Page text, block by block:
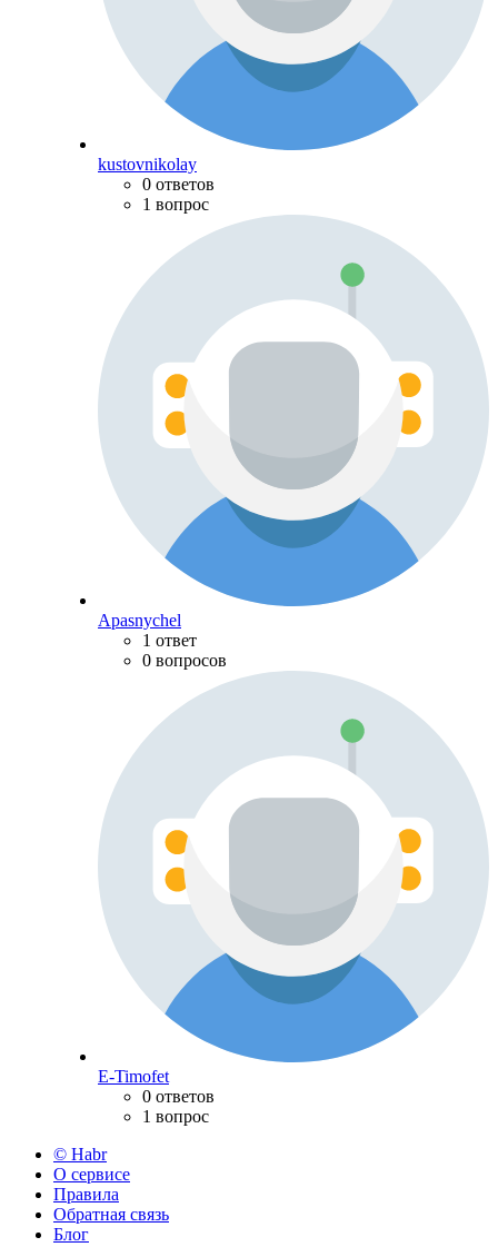
kustovnikolay
0 ответов
1 вопрос
Apasnychel
1 ответ
0 вопросов
E-Timofet
0 ответов
1 вопрос
© Habr
О сервисе
Правила
Обратная связь
Блог